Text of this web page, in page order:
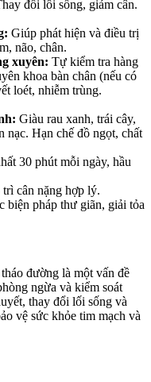
đổi lối sống, giảm cân.
Giúp phát hiện và điều trị
não, chân.
xuyên: Tự kiểm tra hàng
khoa bàn chân (nếu có
loét, nhiễm trùng.
Giàu rau xanh, trái cây,
nạc. Hạn chế đồ ngọt, chất
30 phút mỗi ngày, hầu
cân nặng hợp lý.
biện pháp thư giãn, giải tỏa
đường là một vấn đề
ngừa và kiểm soát
thay đổi lối sống và
vệ sức khỏe tim mạch và